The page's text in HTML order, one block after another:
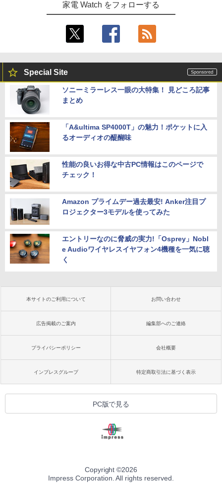
家電 Watch をフォローする
Special Site
ソニーミラーレス一眼の大特集！ 見どころ記事
まとめ
「A&ultima SP4000T」の魅力！ポケットに入
るオーディオの醍醐味
性能の良いお得な中古PC情報はこのページで
チェック！
Amazon プライムデー過去最安! Anker注目プ
ロジェクター3モデルを使ってみた
エントリーなのに脅威の実力!「Osprey」Nobl
e Audioワイヤレスイヤフォン4機種を一気に聴
く
本サイトのご利用について お問い合わせ
広告掲載のご案内 編集部へのご連絡
プライバシーポリシー 会社概要
インプレスグループ 特定商取引法に基づく表示
PC版で見る
Copyright ©2026
Impress Corporation. All rights reserved.